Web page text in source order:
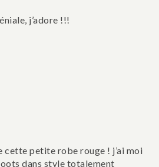
j’adore !!!
cette petite robe rouge ! j’ai moi
dans style totalement